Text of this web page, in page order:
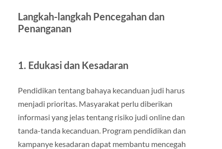
Langkah-langkah Pencegahan dan
Penanganan
1. Edukasi dan Kesadaran
Pendidikan tentang bahaya kecanduan judi harus
menjadi prioritas. Masyarakat perlu diberikan
informasi yang jelas tentang risiko judi online dan
tanda-tanda kecanduan. Program pendidikan dan
kampanye kesadaran dapat membantu mencegah